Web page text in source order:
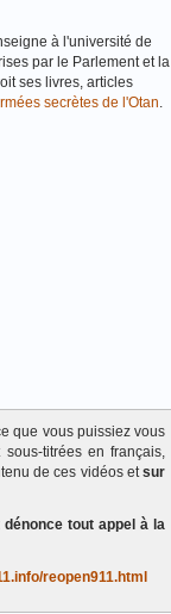
à l'université de
par le Parlement et la
ses livres, articles
secrètes de l'Otan.
que vous puissiez vous
titrées en français,
de ces vidéos etsur
tout appel à la
reopen911.html